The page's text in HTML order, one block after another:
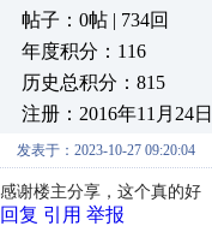
帖子：0帖 | 734回
年度积分：116
历史总积分：815
注册：2016年11月24日
发表于：2023-10-27 09:20:04
感谢楼主分享，这个真的好
回复 引用 举报